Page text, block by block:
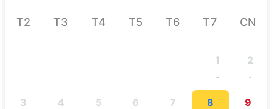
T2 T3 T4 T5 T6 T7 CN
1
-
2
-
3 4 5 6 7 8 9